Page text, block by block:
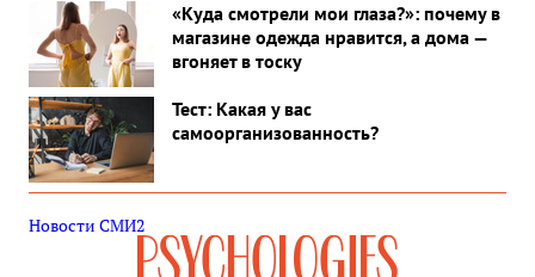
«Куда смотрели мои глаза?»: почему в
магазине одежда нравится, а дома —
вгоняет в тоску
Тест: Какая у вас
самоорганизованность?
Новости СМИ2